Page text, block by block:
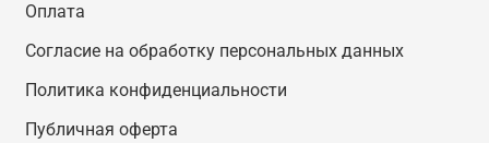
Оплата
Согласие на обработку персональных данных
Политика конфиденциальности
Публичная оферта